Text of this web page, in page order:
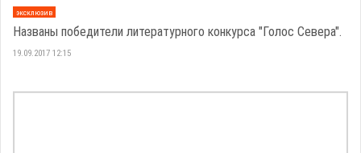
эксклюзив
Названы победители литературного конкурса "Голос Севера".
19.09.2017 12:15